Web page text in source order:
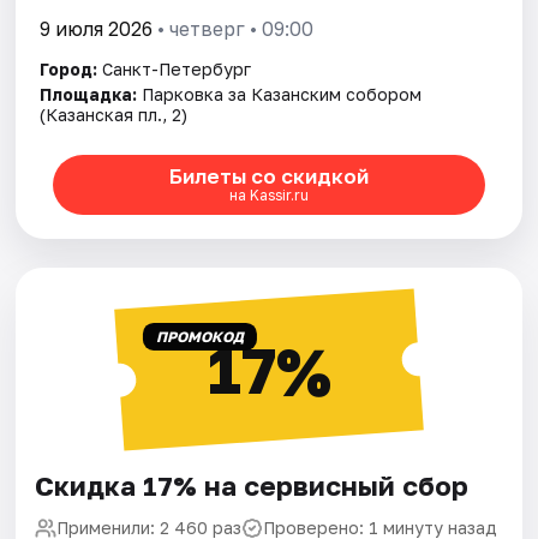
9 июля 2026 • четверг • 09:00
Город: Санкт-Петербург
Площадка: Парковка за Казанским собором
(Казанская пл., 2)
Билеты со скидкой
на Kassir.ru
ПРОМОКОД17%
Скидка 17% на сервисный сбор
Применили: 2 460 раз Проверено: 1 минуту назад